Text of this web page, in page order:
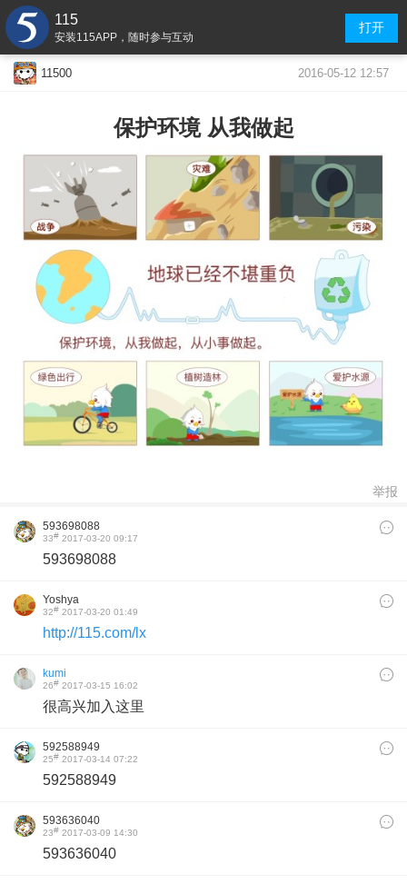
115
安装115APP，随时参与互动
打开
11500 2016-05-12 12:57
保护环境 从我做起
举报
593698088
33# 2017-03-20 09:17
593698088
Yoshya
32# 2017-03-20 01:49
http://115.com/lx
kumi
26# 2017-03-15 16:02
很高兴加入这里
592588949
25# 2017-03-14 07:22
592588949
593636040
23# 2017-03-09 14:30
593636040